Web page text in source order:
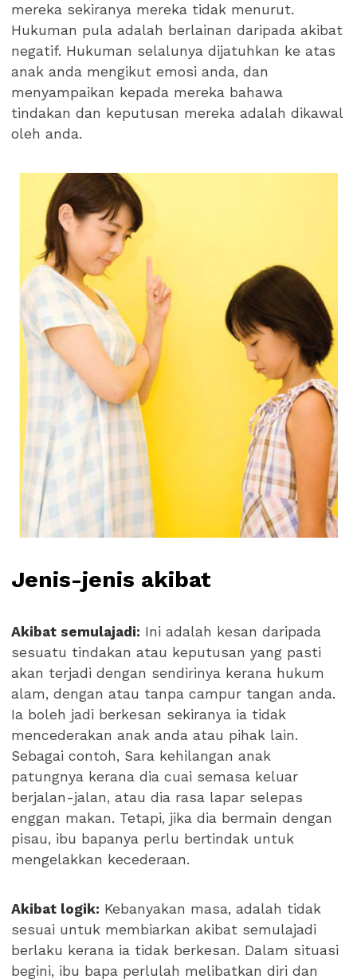
mereka sekiranya mereka tidak menurut.
Hukuman pula adalah berlainan daripada akibat
negatif. Hukuman selalunya dijatuhkan ke atas
anak anda mengikut emosi anda, dan
menyampaikan kepada mereka bahawa
tindakan dan keputusan mereka adalah dikawal
oleh anda.
Jenis-jenis akibat
Akibat semulajadi: Ini adalah kesan daripada
sesuatu tindakan atau keputusan yang pasti
akan terjadi dengan sendirinya kerana hukum
alam, dengan atau tanpa campur tangan anda.
Ia boleh jadi berkesan sekiranya ia tidak
mencederakan anak anda atau pihak lain.
Sebagai contoh, Sara kehilangan anak
patungnya kerana dia cuai semasa keluar
berjalan-jalan, atau dia rasa lapar selepas
enggan makan. Tetapi, jika dia bermain dengan
pisau, ibu bapanya perlu bertindak untuk
mengelakkan kecederaan.
Akibat logik: Kebanyakan masa, adalah tidak
sesuai untuk membiarkan akibat semulajadi
berlaku kerana ia tidak berkesan. Dalam situasi
begini, ibu bapa perlulah melibatkan diri dan